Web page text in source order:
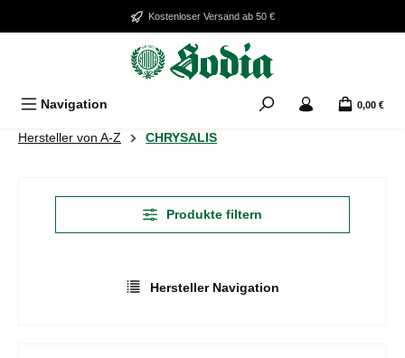
Zum Hauptinhalt springenKostenloser Versand ab 50 €
Navigation 0,00 €
Hersteller von A-Z CHRYSALIS
Produkte filtern
Hersteller Navigation